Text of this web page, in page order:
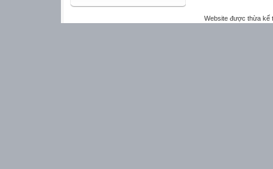
Website được thừa kế